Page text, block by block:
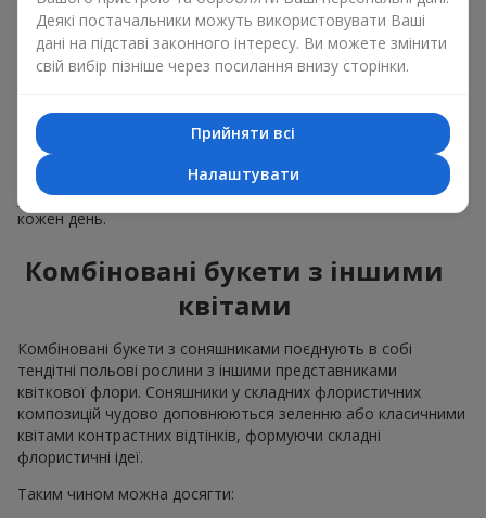
Класичний букет з
соняшників
Класичний букет з соняшниками підкреслює природну
форму і колірну гаму яскравої квітки. Великі квіти та високі
стебла створюють чіткий силует композиції. Це
універсальній літні композиції, що підійдуть, як для
урочистих подій та і просто, як приємний подарунок на
кожен день.
Комбіновані букети з іншими
квітами
Комбіновані букети з соняшниками поєднують в собі
тендітні польові рослини з іншими представниками
квіткової флори. Соняшники у складних флористичних
композицій чудово доповнюються зеленню або класичними
квітами контрастних відтінків, формуючи складні
флористичні ідеї.
Таким чином можна досягти:
Деякі постачальники можуть використовувати Ваші
дані на підставі законного інтересу. Ви можете змінити
свій вибір пізніше через посилання внизу сторінки.
Прийняти всі
Налаштувати